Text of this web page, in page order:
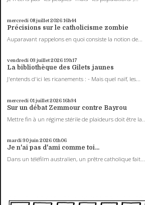
mercredi 08juillet 202616h44
Précisions sur le catholicisme zombie
Auparavant rappelons en quoi consiste la notion de...
vendredi 03 juillet 202619h17
La bibliothèque des Gilets jaunes
J'entends d'ici les ricanements : - Mais quel naïf, les...
mercredi 01 juillet 202616h34
Sur un débat Zemmour contre Bayrou
Mettre fin à un régime stérile de plaideurs doit être la...
mardi 30juin 2026 01h06
Je n'ai pas d'ami comme toi...
Dans un téléfilm australien, un prêtre catholique fait...